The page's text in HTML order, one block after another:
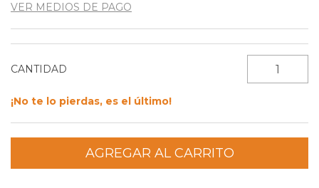
VER MEDIOS DE PAGO
CANTIDAD
¡No te lo pierdas, es el último!